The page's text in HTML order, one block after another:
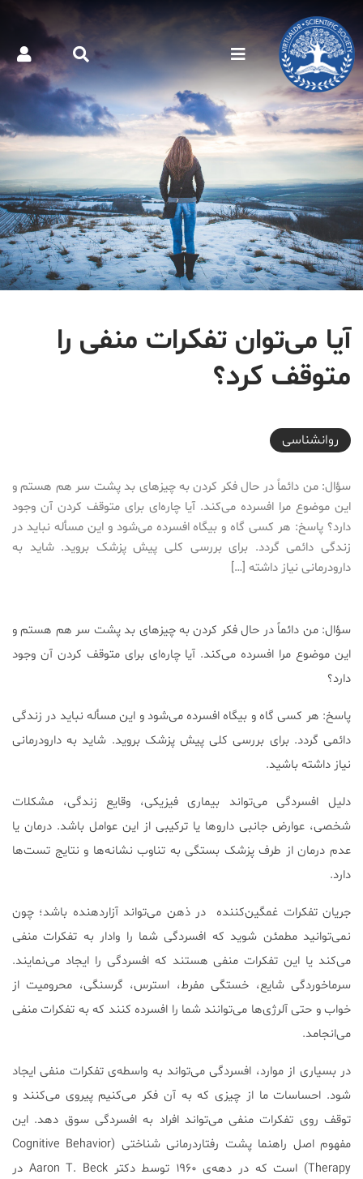
آیا می‌توان تفکرات منفی را
متوقف کرد؟
2017-02-09T21:34:11+03:30
روانشناسی
سؤال: من دائماً در حال فکر کردن به چیزهای بد پشت سر هم هستم و
این موضوع مرا افسرده می‌کند. آیا چاره‌ای برای متوقف کردن آن وجود
دارد؟ پاسخ: هر کسی گاه و بیگاه افسرده می‌شود و این مسأله نباید در
زندگی دائمی گردد. برای بررسی کلی پیش پزشک بروید. شاید به
دارودرمانی نیاز داشته […]
سؤال: من دائماً در حال فکر کردن به چیزهای بد پشت سر هم هستم و
این موضوع مرا افسرده می‌کند. آیا چاره‌ای برای متوقف کردن آن وجود
دارد؟
پاسخ: هر کسی گاه و بیگاه افسرده می‌شود و این مسأله نباید در زندگی
دائمی گردد. برای بررسی کلی پیش پزشک بروید. شاید به دارودرمانی
نیاز داشته باشید.
دلیل افسردگی می‌تواند بیماری فیزیکی، وقایع زندگی، مشکلات
شخصی، عوارض جانبی داروها یا ترکیبی از این عوامل باشد. درمان یا
عدم درمان از طرف پزشک بستگی به تناوب نشانه‌ها و نتایج تست‌ها
دارد.
جریان تفکرات غمگین‌کننده در ذهن می‌تواند آزاردهنده باشد؛ چون
نمی‌توانید مطمئن شوید که افسردگی شما را وادار به تفکرات منفی
می‌کند یا این تفکرات منفی هستند که افسردگی را ایجاد می‌نمایند.
سرماخوردگی شایع، خستگی مفرط، استرس، گرسنگی، محرومیت از
خواب و حتی آلرژی‌ها می‌توانند شما را افسرده کنند که به تفکرات منفی
می‌انجامد.
در بسیاری از موارد، افسردگی می‌تواند به واسطه‌ی تفکرات منفی ایجاد
شود. احساسات ما از چیزی که به آن فکر می‌کنیم پیروی می‌کنند و
توقف روی تفکرات منفی می‌تواند افراد به افسردگی سوق دهد. این
مفهوم اصل راهنما پشت رفتاردرمانی شناختی (Cognitive Behavior
Therapy) است که در دهه‌ی ۱۹۶۰ توسط دکتر Aaron T. Beck در